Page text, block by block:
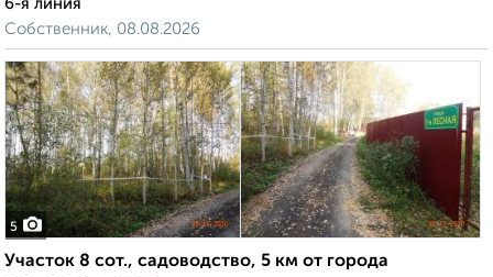
6-я линия
Собственник, 08.08.2026
5
Участок 8 сот., садоводство, 5 км от города